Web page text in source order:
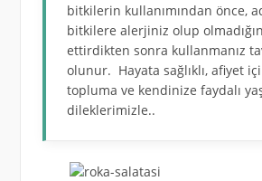
bitkilerin kullanımından önce,
bitkilere alerjiniz olup
ettirdikten sonra kullanmanız
olunur. Hayata sağlıklı, afiyet
topluma ve kendinize faydalı
dileklerimizle..